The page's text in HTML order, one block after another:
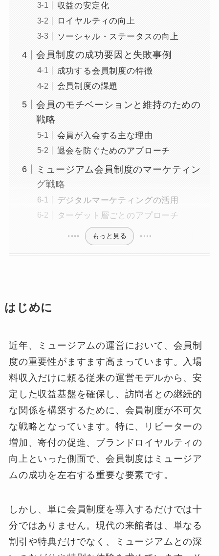
収益の安定化
ロイヤルティの向上
ソーシャル・ステータスの向上
会員制度の成功要因と失敗事例
成功する会員制度の特徴
会員制度の課題
会員のモチベーションと維持のための
戦略
会員が入会する主な理由
退会を防ぐためのアプローチ
ミュージアム会員制度のマーケティン
グ戦略
デジタルマーケティングの活用
ターゲット層ごとのアプローチ
もっと見る
はじめに
近年、ミュージアムの運営において、会員制
度の重要性がますます高まっています。入場
料収入だけに頼る従来の運営モデルから、安
定した収益基盤を確保し、訪問者との継続的
な関係を構築するために、会員制度が不可欠
な戦略となっています。特に、リピーターの
増加、寄付の促進、ブランドロイヤルティの
向上といった側面で、会員制度はミュージア
ムの成功を左右する重要な要素です。
しかし、単に会員制度を導入するだけでは十
分ではありません。現代の来館者は、単なる
割引や特典だけでなく、ミュージアムとの深